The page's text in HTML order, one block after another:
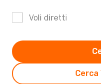
Voli diretti
Cerca